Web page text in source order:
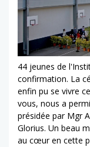
44 jeunes de
confirmation. La
enfin pu se vivre
vous, nous a
présidée par Mgr
Glorius. Un beau
au cœur en cette